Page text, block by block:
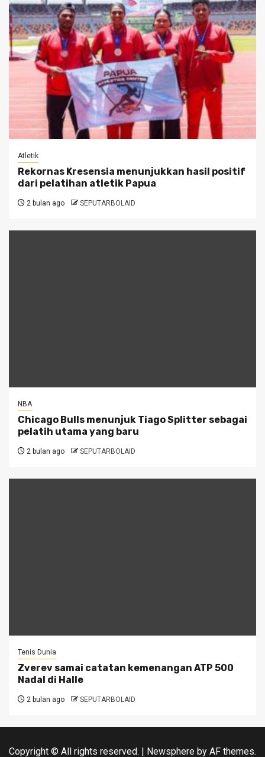
Atletik
Rekornas Kresensia menunjukkan hasil positif
dari pelatihan atletik Papua
2 bulan ago SEPUTARBOLAID
NBA
Chicago Bulls menunjuk Tiago Splitter sebagai
pelatih utama yang baru
2 bulan ago SEPUTARBOLAID
Tenis Dunia
Zverev samai catatan kemenangan ATP 500
Nadal di Halle
2 bulan ago SEPUTARBOLAID
Copyright © All rights reserved. Newsphere by AF themes.